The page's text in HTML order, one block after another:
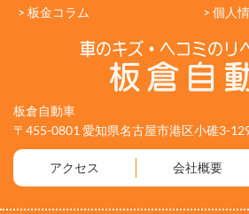
> 板金コラム
> 個人
板倉自動車
〒455-0801 愛知県名古屋市港区小碓3-
アクセス 会社概要